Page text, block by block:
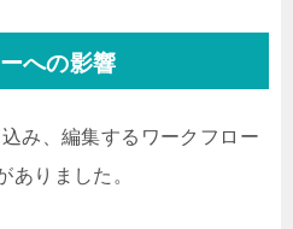
への影響
み、編集するワークフロー
ありました。